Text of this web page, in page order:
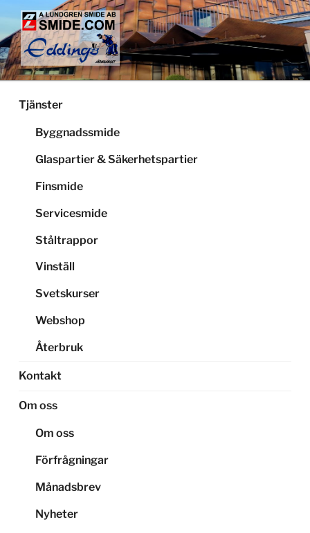
Hoppa
innehåll
LUNDGRENS SMIDE
Smide och glaspartier i Stockholm
Tjänster
Byggnadssmide
Glaspartier & Säkerhetspartier
Finsmide
Servicesmide
Ståltrappor
Vinställ
Svetskurser
Webshop
Återbruk
Kontakt
Om oss
Om oss
Förfrågningar
Månadsbrev
Nyheter